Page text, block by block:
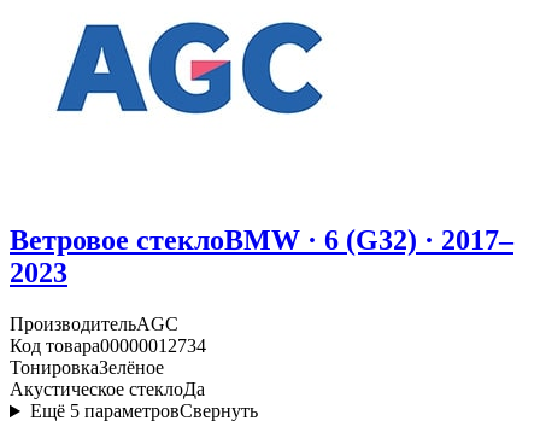
Ветровое стеклоBMW · 6 (G32) · 2017–
2023
ПроизводительAGC
Код товара00000012734
ТонировкаЗелёное
Акустическое стеклоДа
Ещё 5 параметровСвернуть